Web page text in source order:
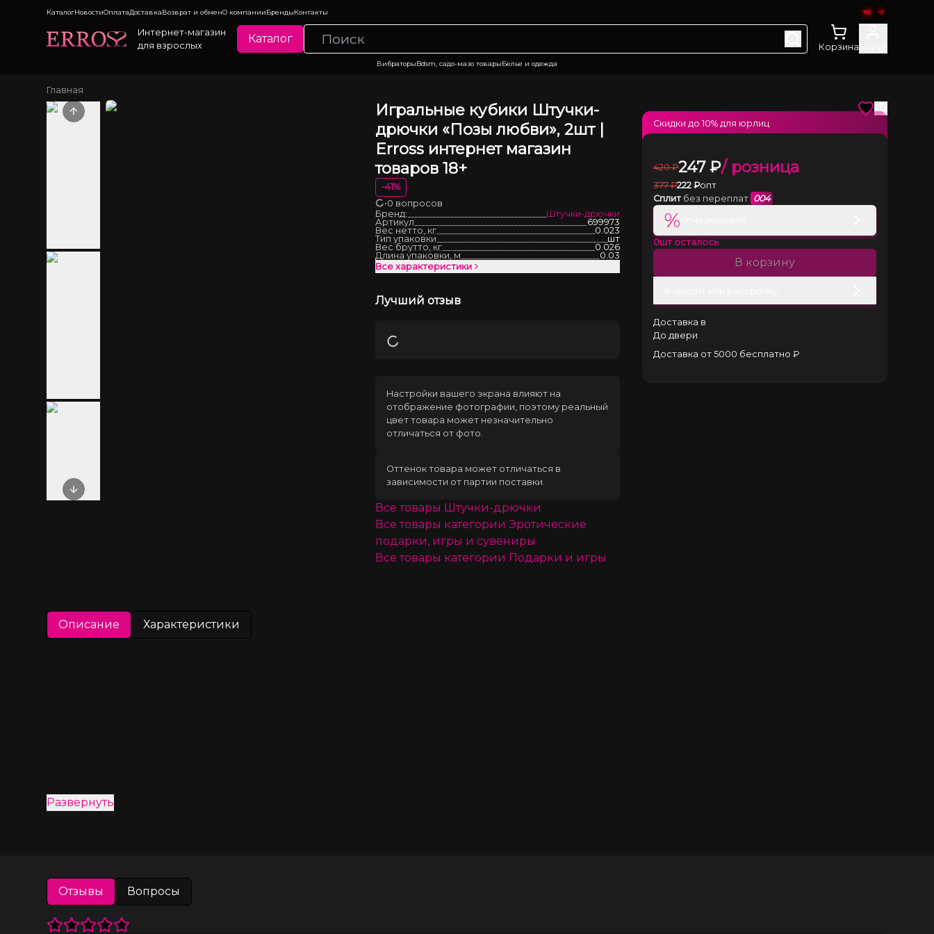
КаталогНовостиОплатаДоставкаВозврат и обменО компанииБрендыКонтакты
Интернет-магазин
для взрослых
Каталог
Корзина
ВибраторыBdsm, садо-мазо товарыБелье и одежда
Главная
Previous slide
Next slide
Игральные кубики Штучки-
дрючки «Позы любви», 2шт |
Erross интернет магазин
товаров 18+
-41%
Загрузка
•0 вопросов
Бренд:
Штучки-дрючки
Артикул
699973
Вес нетто, кг
0.023
Тип упаковки
шт
Вес брутто, кг
0.026
Длина упаковки, м
0.03
Все характеристики
Лучший отзыв
Загрузка
Настройки вашего экрана влияют на
отображение фотографии, поэтому реальный
цвет товара может незначительно
отличаться от фото.
Оттенок товара может отличаться в
зависимости от партии поставки.
Все товары Штучки-дрючки
Все товары категории Эротические
подарки, игры и сувениры
Все товары категории Подарки и игры
420 ₽247₽/ розница
377 ₽222 ₽опт
Сплит без переплат 004
%
0шт осталось
В корзину
Доставка в
До двери
Доставка от 5000 бесплатно ₽
Скидки до10% для юрлиц
Описание Характеристики
Развернуть
Отзывы Вопросы